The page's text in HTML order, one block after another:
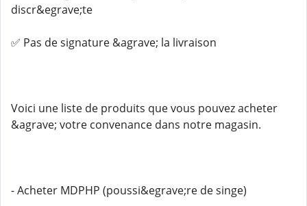
discr&egrave;te
✅ Pas de signature &agrave; la livraison
Voici une liste de produits que vous pouvez acheter
&agrave; votre convenance dans notre magasin.
- Acheter MDPHP (poussi&egrave;re de singe)